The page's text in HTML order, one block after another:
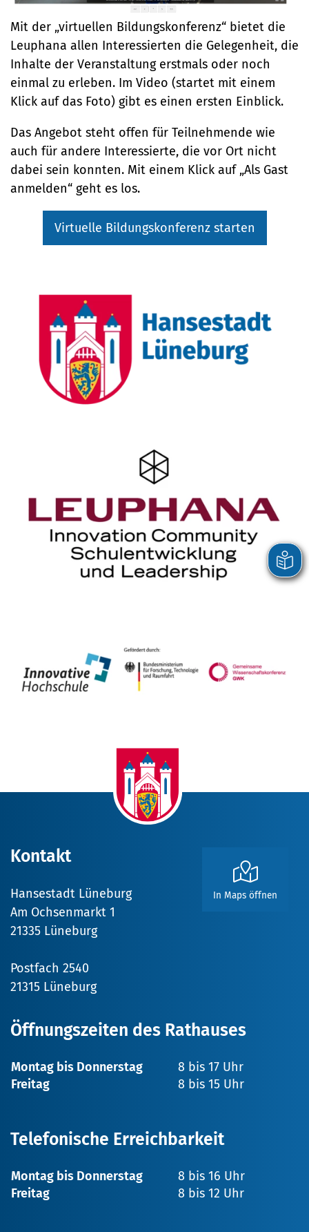
Mehr Freiheit beim Lernen
Wunsch: Zeit frei einteilen, statt 45-Minuten
Unterricht und feste Anfangs-, End- und
Pausenzeiten aufbrechen
Lösungsideen: Kinder, die erst später besser
wählbare Fächer, mehr Projektarbeit, Ruhezeiten
Lösungsideen: Die Zeit selbst einteilen, das heißt
auch, dann weiterzuarbeiten, wenn man noch
keine Pause braucht
Kinder unterstützen beim Kochen oder Essen
vorbereiten
Lösungsideen: Schulkiosk von und für Kinder,
kostenloser Obstkorb, Koch-AG, Essensautomat
Saubere Schultoiletten
Ekel oder sogar Angst
Lösungsideen: Gemeinsam Regeln für alle
erarbeiten, Putzdienste einteilen, häufiger putzen
Leichtere Schulranzen
Wunsch: Nicht so oft so viele Schulmaterialien
Schule lagern
Mit der „virtuellen Bildungskonferenz“ bietet die
Leuphana allen Interessierten die Gelegenheit, die
Inhalte der Veranstaltung erstmals oder noch
einmal zu erleben. Im Video (startet mit einem
Klick auf das Foto) gibt es einen ersten Einblick.
Das Angebot steht offen für Teilnehmende wie
auch für andere Interessierte, die vor Ort nicht
dabei sein konnten. Mit einem Klick auf „Als Gast
anmelden“ geht es los.
Virtuelle Bildungskonferenz starten
In Maps öffnen
Kontakt
Hansestadt Lüneburg
Am Ochsenmarkt 1
21335 Lüneburg
Postfach 2540
21315 Lüneburg
Öffnungszeiten des Rathauses
Montag bis Donnerstag
8 bis 17 Uhr
Freitag
8 bis 15 Uhr
Telefonische Erreichbarkeit
Montag bis Donnerstag
8 bis 16 Uhr
Freitag
8 bis 12 Uhr